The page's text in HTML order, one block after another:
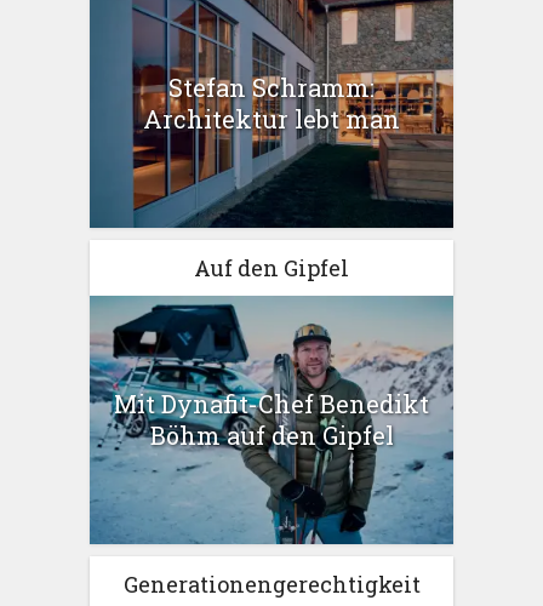
Stefan Schramm:
Architektur lebt man
Auf den Gipfel
Mit Dynafit-Chef Benedikt
Böhm auf den Gipfel
Generationengerechtigkeit